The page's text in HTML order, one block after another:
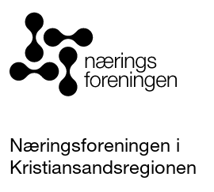
Næringsforeningen i
Kristiansandsregionen